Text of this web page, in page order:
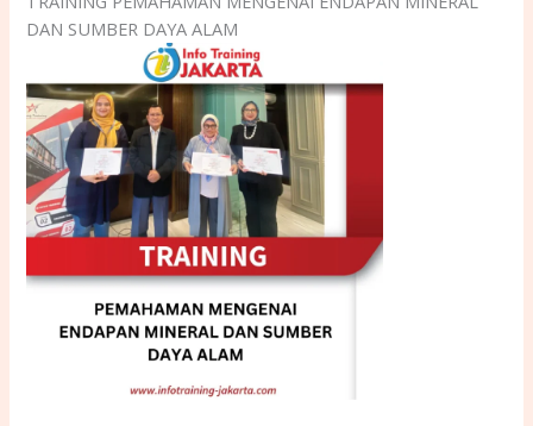
DAN SUMBER DAYA ALAM